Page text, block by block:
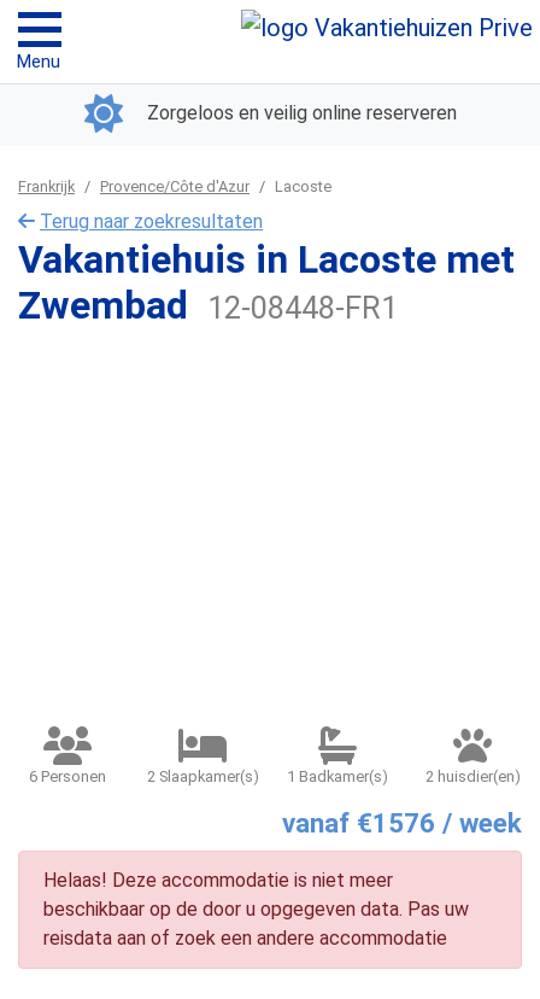
Menu
Zorgeloos en veilig online reserveren
Frankrijk Provence/Côte d'Azur Lacoste
Terug naar zoekresultaten
Vakantiehuis in Lacoste met
Zwembad
12-08448-FR1
6 Personen 2 Slaapkamer(s) 1 Badkamer(s) 2 huisdier(en)
vanaf €1576 / week
Helaas! Deze accommodatie is niet meer
beschikbaar op de door u opgegeven data. Pas uw
reisdata aan of zoek een andere accommodatie